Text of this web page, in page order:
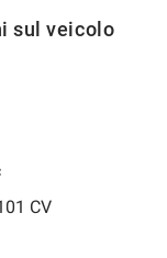
sul veicolo
CV